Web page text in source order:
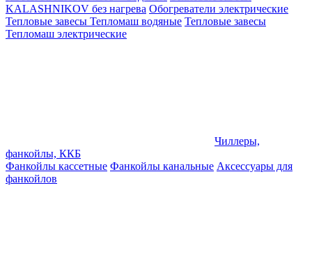
KALASHNIKOV без нагрева Обогреватели электрические
Тепловые завесы Тепломаш водяные Тепловые завесы
Тепломаш электрические
Чиллеры,
фанкойлы, ККБ
Фанкойлы кассетные Фанкойлы канальные Аксессуары для
фанкойлов